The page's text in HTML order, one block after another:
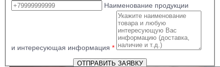
Наименование продукции
и интересующая информация *